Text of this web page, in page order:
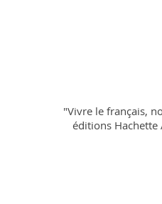
"Vivre le français,
éditions Hachette